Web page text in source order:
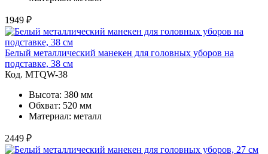
1949 ₽
Белый металлический манекен для головных уборов на
подставке, 38 см
Код. MTQW-38
Высота: 380 мм
Обхват: 520 мм
Материал: металл
2449 ₽